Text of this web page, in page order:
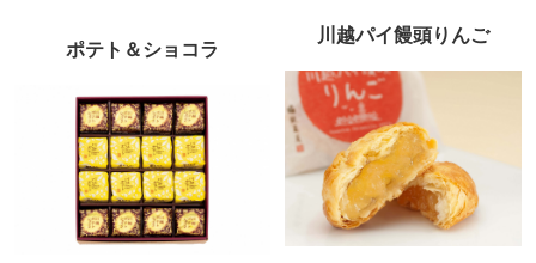
ポテト＆ショコラ
川越パイ饅頭りんご